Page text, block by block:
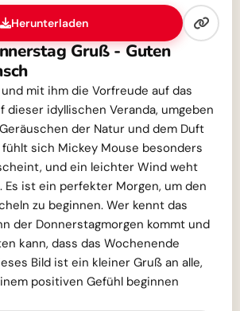
Herunterladen
Gruß - Guten
mit ihm die Vorfreude auf das
dieser idyllischen Veranda, umgeben
der Natur und dem Duft
sich Mickey Mouse besonders
und ein leichter Wind weht
Es ist ein perfekter Morgen, um den
zu beginnen. Wer kennt das
der Donnerstagmorgen kommt und
kann, dass das Wochenende
Bild ist ein kleiner Gruß an alle,
positiven Gefühl beginnen